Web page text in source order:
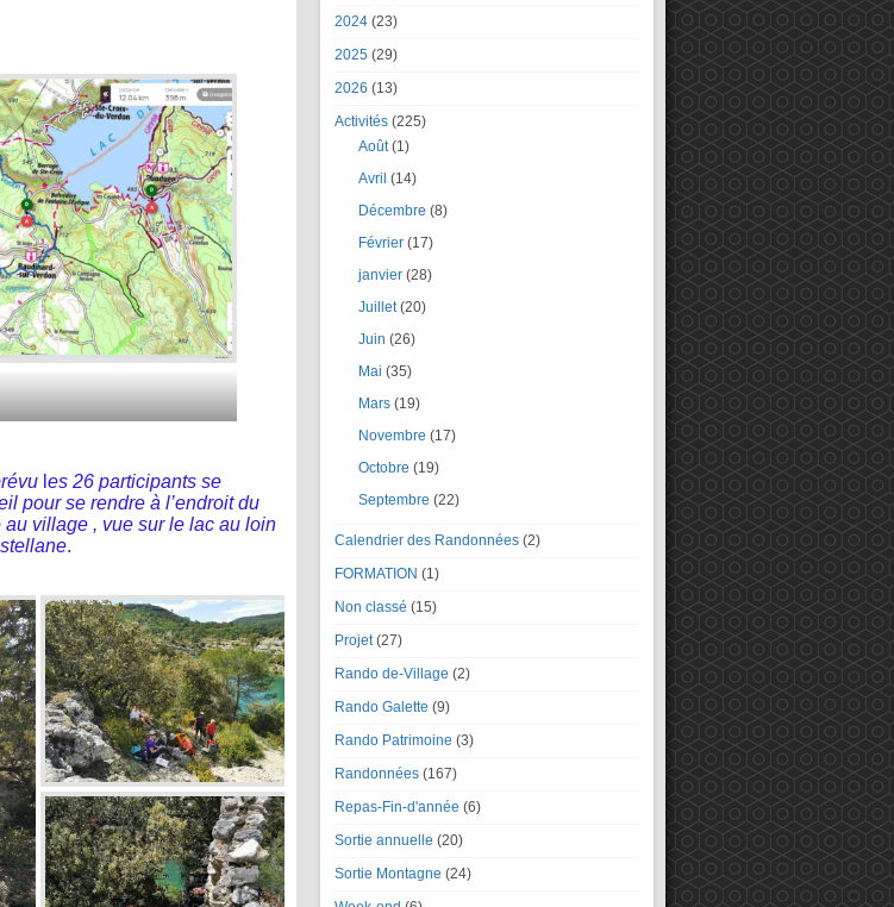
es 26 participants se
pour se rendre à l’endroit du
village , vue sur le lac au loin
.
2024 (23)
2025 (29)
2026 (13)
Activités (225)
Août(1)
Avril (14)
Décembre (8)
Février (17)
janvier (28)
Juillet(20)
Juin (26)
Mai (35)
Mars (19)
Novembre (17)
Octobre (19)
Septembre (22)
Calendrier des Randonnées (2)
FORMATION (1)
Non classé (15)
Projet(27)
Rando de-Village (2)
Rando Galette (9)
Rando Patrimoine (3)
Randonnées (167)
Repas-Fin-d'année (6)
Sortie annuelle (20)
Sortie Montagne (24)